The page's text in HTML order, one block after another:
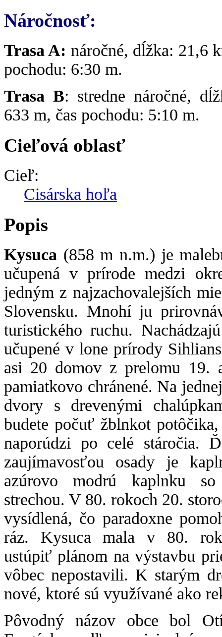
Náročnosť:
Trasa A: náročné, dĺžka: 21,6
pochodu: 6:30 m.
Trasa B: stredne náročné,
633 m, čas pochodu: 5:10 m.
Cieľová oblasť
Cieľ:
Cisárska hoľa
Popis
Kysuca (858 m n.m.) je
učupená v prírode medzi
jedným z najzachovalejších
Slovensku. Mnohí ju
turistického ruchu.
učupené v lone prírody
asi 20 domov z prelomu 19.
pamiatkovo chránené. Na
dvory s drevenými
budete počuť žblnkot
naporúdzi po celé stáročia.
zaujímavosťou osady je
azúrovo modrú kaplnku
strechou. V 80. rokoch 20.
vysídlená, čo paradoxne
ráz. Kysuca mala v 80.
ustúpiť plánom na výstavbu
vôbec nepostavili. K starým
nové, ktoré sú využívané ako
Pôvodný názov obce bol